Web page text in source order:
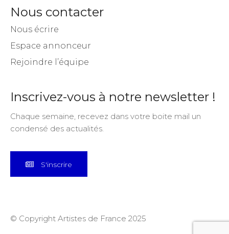
Nous contacter
Nous écrire
Espace annonceur
Rejoindre l’équipe
Inscrivez-vous à notre newsletter !
Chaque semaine, recevez dans votre boite mail un
condensé des actualités.
S'inscrire
© Copyright Artistes de France 2025